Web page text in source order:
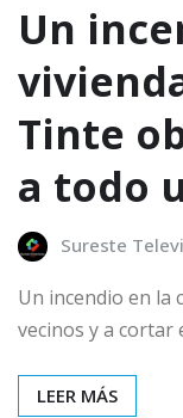
Un
Tinte
a todo
Sureste
Un incendio en la
vecinos y a cortar
LEER MÁS